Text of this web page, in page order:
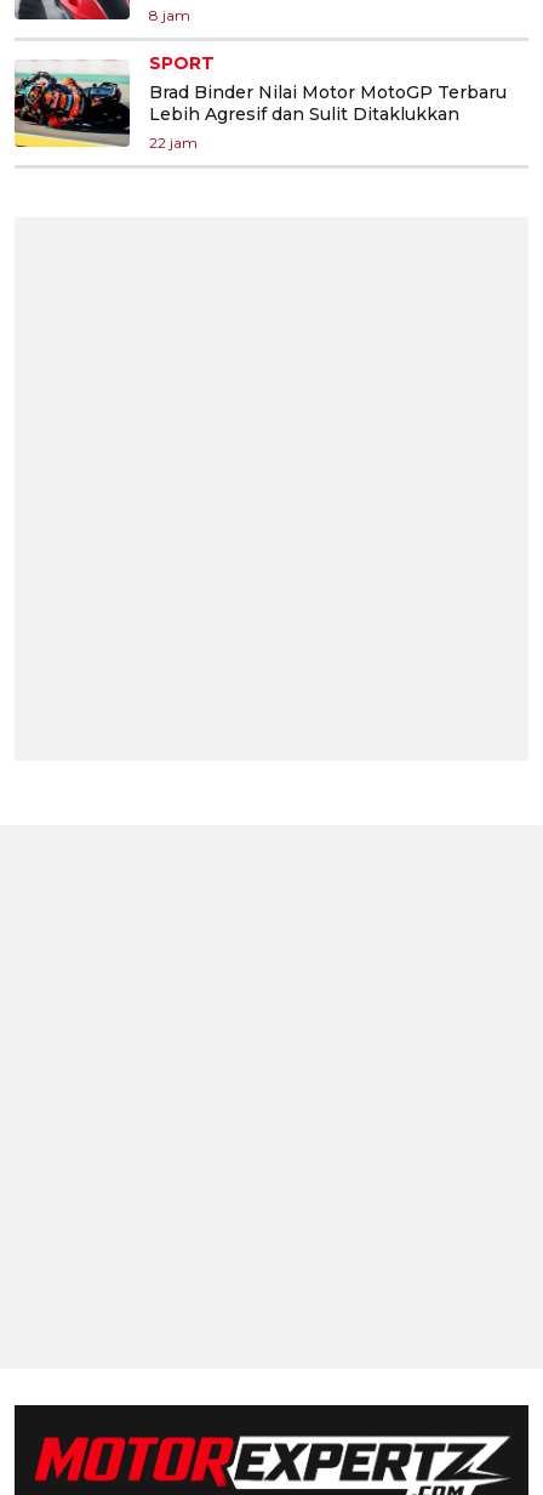
8 jam
SPORT
Brad Binder Nilai Motor MotoGP Terbaru
Lebih Agresif dan Sulit Ditaklukkan
22 jam